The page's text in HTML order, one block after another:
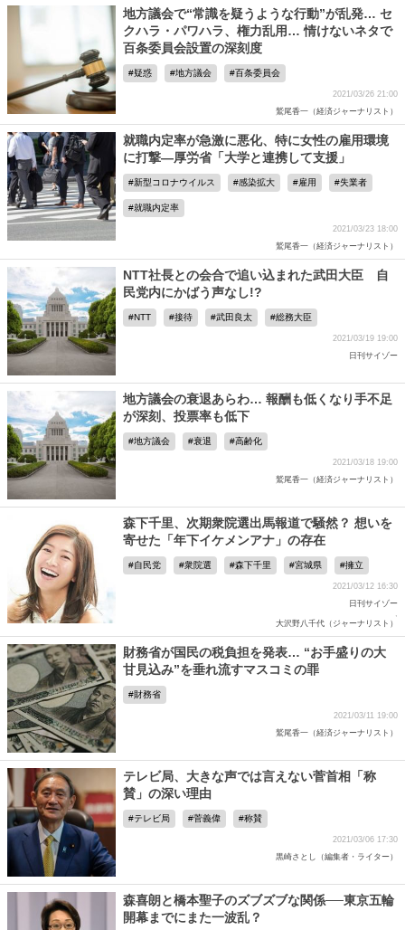
地方議会で“常識を疑うような行動”が乱発… セ
クハラ・パワハラ、権力乱用… 情けないネタで
百条委員会設置の深刻度
疑惑 地方議会 百条委員会
2021/03/26 21:00
鷲尾香一（経済ジャーナリスト）
就職内定率が急激に悪化、特に女性の雇用環境
に打撃―厚労省「大学と連携して支援」
新型コロナウイルス 感染拡大 雇用 失業者
就職内定率
2021/03/23 18:00
鷲尾香一（経済ジャーナリスト）
NTT社長との会合で追い込まれた武田大臣 自
民党内にかばう声なし!?
NTT 接待 武田良太 総務大臣
2021/03/19 19:00
日刊サイゾー
地方議会の衰退あらわ… 報酬も低くなり手不足
が深刻、投票率も低下
地方議会 衰退 高齢化
2021/03/18 19:00
鷲尾香一（経済ジャーナリスト）
森下千里、次期衆院選出馬報道で騒然？ 想いを
寄せた「年下イケメンアナ」の存在
自民党 衆院選 森下千里 宮城県 擁立
2021/03/12 16:30
日刊サイゾー
,
大沢野八千代（ジャーナリスト）
財務省が国民の税負担を発表… “お手盛りの大
甘見込み”を垂れ流すマスコミの罪
財務省
2021/03/11 19:00
鷲尾香一（経済ジャーナリスト）
テレビ局、大きな声では言えない菅首相「称
賛」の深い理由
テレビ局 菅義偉 称賛
2021/03/06 17:30
黒崎さとし（編集者・ライター）
森喜朗と橋本聖子のズブズブな関係──東京五輪
開幕までにまた一波乱？